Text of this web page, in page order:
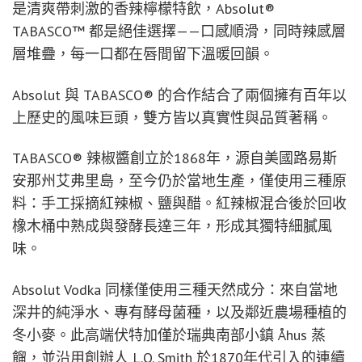
是清爽帶刺激的香辣檸檬特飲，Absolut®
TABASCO™ 都是絕佳選擇——口感順滑，同時辣感層
層堆疊，每一口都在唇間留下溫暖回韻。
Absolut 與 TABASCO® 的合作結合了兩個擁有百年以
上歷史的風味巨頭，雙方皆以真實性與品質著稱。
TABASCO® 辣椒醬創立於1868年，源自美國路易斯
安那州艾弗里島，至今仍於當地生產，僅使用三種原
料：手工採摘紅辣椒、鹽與醋。紅辣椒混合後於回收
橡木桶中熟成與發酵長達三年，形成其獨特細膩風
味。
Absolut Vodka 同樣僅使用三種天然成分：來自當地
深井的純淨水、專有酵母菌種，以及鄰近農場種植的
冬小麥。此高端伏特加僅於瑞典南部小鎮 Åhus 蒸
餾，並沿用創辦人 L.O. Smith 於1870年代引入的連續